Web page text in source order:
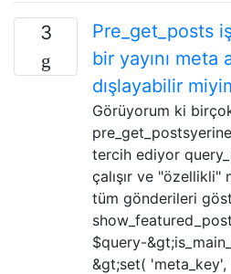
3
Pre_get_posts
bir yayını meta
dışlayabilir
Görüyorum ki
tercih ediyor
çalışır ve "özellikli"
tüm gönderileri
$query-
&gt;set(